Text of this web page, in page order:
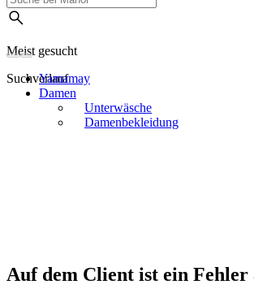
Meist gesucht
Suchverlauf
Yamamay
Damen
Unterwäsche
Damenbekleidung
Auf dem Client ist ein Fehler